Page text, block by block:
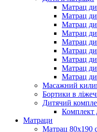
Матрац
Матрац
Матрац
Матрац
Матрац
Матрац
Матрац
Матрац
Матрац
Масажний
Бортики в
Дитячий
Комплект
Матраци
Матрац 80х190